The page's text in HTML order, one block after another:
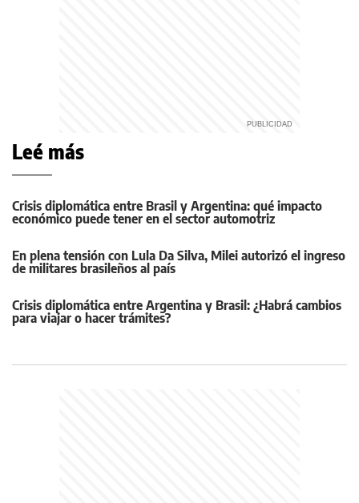
Leé más
Crisis diplomática entre Brasil y Argentina: qué impacto
económico puede tener en el sector automotriz
En plena tensión con Lula Da Silva, Milei autorizó el ingreso
de militares brasileños al país
Crisis diplomática entre Argentina y Brasil: ¿Habrá cambios
para viajar o hacer trámites?